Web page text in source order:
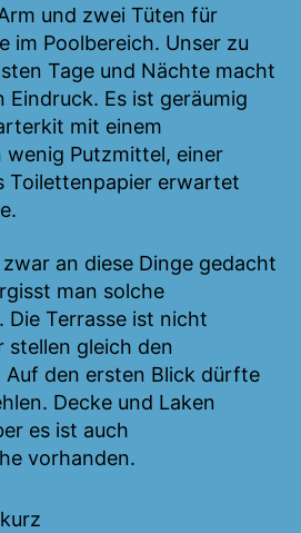
und zwei Tüten für
im Poolbereich. Unser zu
Tage und Nächte macht
Eindruck. Es ist geräumig
mit einem
wenig Putzmittel, einer
Toilettenpapier erwartet
an diese Dinge gedacht
man solche
Die Terrasse ist nicht
stellen gleich den
Auf den ersten Blick dürfte
Decke und Laken
es ist auch
vorhanden.